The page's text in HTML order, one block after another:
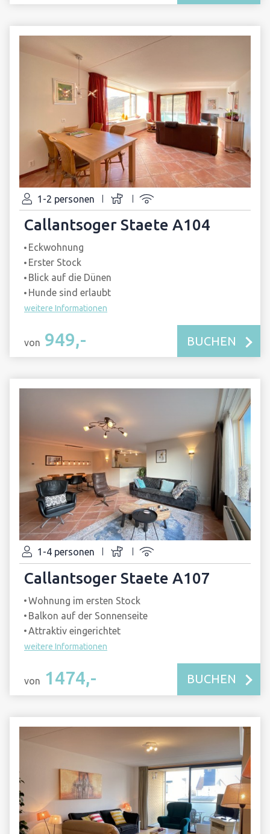
1-2 personen
Callantsoger Staete A104
Eckwohnung
Erster Stock
Blick auf die Dünen
Hunde sind erlaubt
weitere Informationen
von 949,- BUCHEN
1-4 personen
Callantsoger Staete A107
Wohnung im ersten Stock
Balkon auf der Sonnenseite
Attraktiv eingerichtet
weitere Informationen
von 1474,- BUCHEN